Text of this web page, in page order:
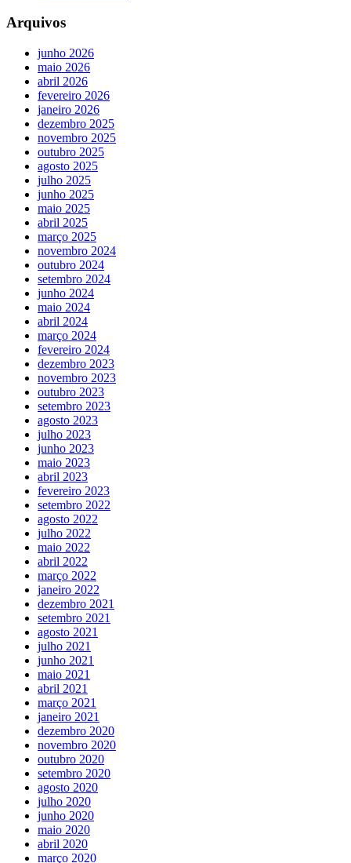
Arquivos
junho 2026
maio 2026
abril 2026
fevereiro 2026
janeiro 2026
dezembro 2025
novembro 2025
outubro 2025
agosto 2025
julho 2025
junho 2025
maio 2025
abril 2025
março 2025
novembro 2024
outubro 2024
setembro 2024
junho 2024
maio 2024
abril 2024
março 2024
fevereiro 2024
dezembro 2023
novembro 2023
outubro 2023
setembro 2023
agosto 2023
julho 2023
junho 2023
maio 2023
abril 2023
fevereiro 2023
setembro 2022
agosto 2022
julho 2022
maio 2022
abril 2022
março 2022
janeiro 2022
dezembro 2021
setembro 2021
agosto 2021
julho 2021
junho 2021
maio 2021
abril 2021
março 2021
janeiro 2021
dezembro 2020
novembro 2020
outubro 2020
setembro 2020
agosto 2020
julho 2020
junho 2020
maio 2020
abril 2020
março 2020